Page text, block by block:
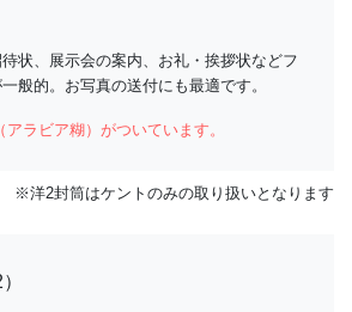
状、展示会の案内、お礼・挨拶状などフ
般的。お写真の送付にも最適です。
ラビア糊）がついています。
※洋2封筒はケントのみの取り扱いとなります